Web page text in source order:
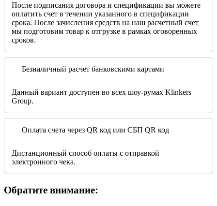
После подписания договора и спецификации вы можете
оплатить счет в течении указанного в спецификации
срока. После зачисления средств на наш расчетный счет
мы подготовим товар к отгрузке в рамках оговоренных
сроков.
Безналичный расчет банковскими картами
Данный вариант доступен во всех шоу-румах Klinkers
Group.
Оплата счета через QR код или СБП QR код
Дистанционный способ оплаты с отправкой
электронного чека.
Обратите внимание: